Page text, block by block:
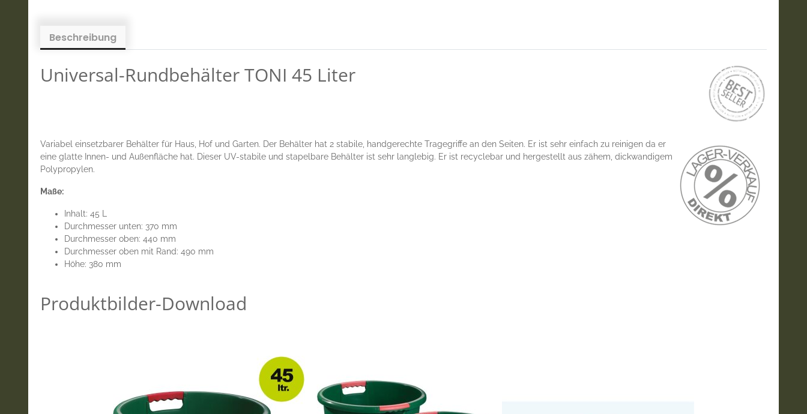
Beschreibung
Universal-Rundbehälter TONI 45 Liter
Variabel einsetzbarer Behälter für Haus, Hof und Garten. Der Behälter hat 2 stabile, handgerechte Tragegriffe an den Seiten. Er ist sehr einfach zu reinigen da er
eine glatte Innen- und Außenfläche hat. Dieser UV-stabile und stapelbare Behälter ist sehr langlebig. Er ist recyclebar und hergestellt aus zähem, dickwandigem
Polypropylen.
Maße:
Inhalt: 45 L
Durchmesser unten: 370 mm
Durchmesser oben: 440 mm
Durchmesser oben mit Rand: 490 mm
Höhe: 380 mm
Produktbilder-Download